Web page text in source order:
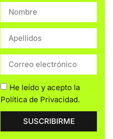
He leído y acepto la
Política de Privacidad.
SUSCRIBIRME